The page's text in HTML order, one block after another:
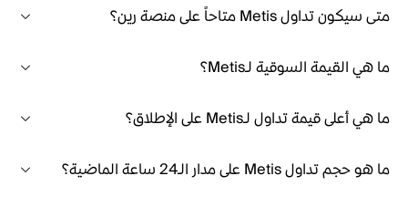
متى سيكون تداول Metis متاحاً على منصة رين؟
ما هي القيمة السوقية لـMetis؟
ما هي أعلى قيمة تداول لـMetis على الإطلاق؟
ما هو حجم تداول Metis على مدار الـ24 ساعة الماضية؟